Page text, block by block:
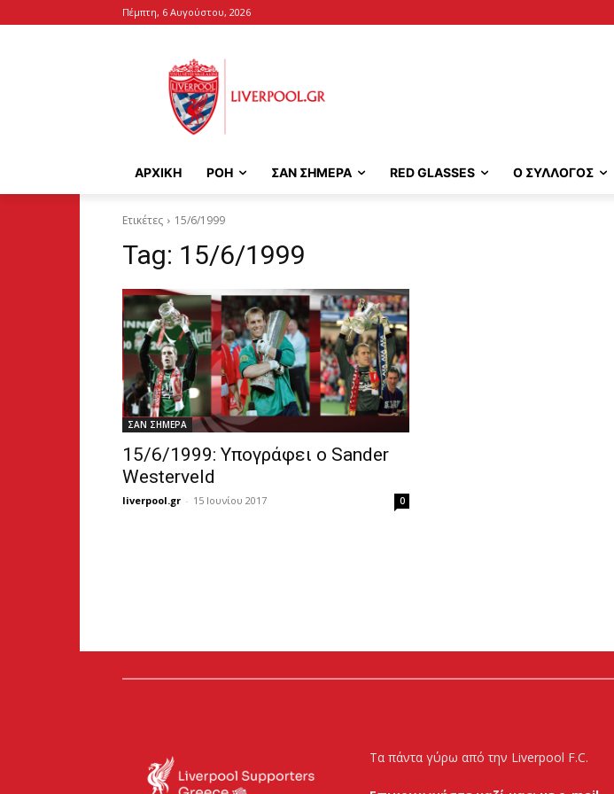
Πέμπτη, 6 Αυγούστου, 2026
ΑΡΧΙΚΉ ΡΟΗ ΣΑΝ ΣΗΜΕΡΑ RED GLASSES Ο ΣΥΛΛΟΓΟΣ
Ετικέτες 15/6/1999
Tag: 15/6/1999
ΣΑΝ ΣΗΜΕΡΑ
15/6/1999: Υπογράφει ο Sander
Westerveld
liverpool.gr - 15 Ιουνίου 2017 0
Τα πάντα γύρω από την Liverpool F.C.